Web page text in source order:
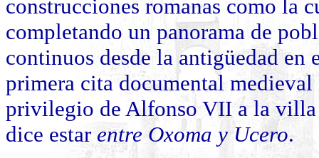
construcciones romanas como la
completando un panorama de
continuos desde la antigüedad
primera cita documental
privilegio de Alfonso VII a la villa
dice estar entre Oxoma y Ucero.